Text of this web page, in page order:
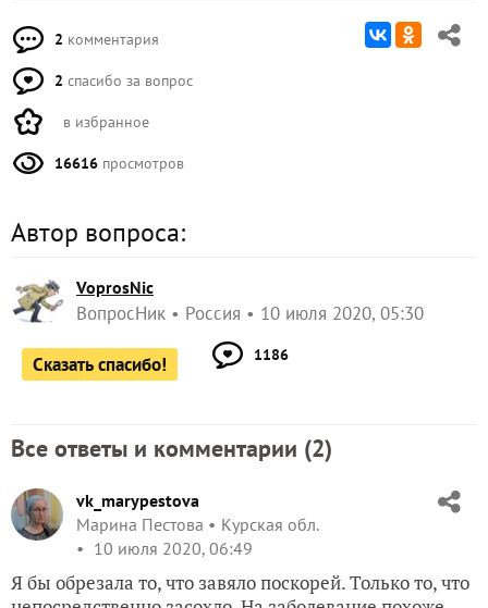
2 комментария
2 спасибо за вопрос
в избранное
16616 просмотров
Автор вопроса:
VoprosNic
ВопросНик Россия 10 июля 2020, 05:30
Сказать спасибо! 1186
Все ответы и комментарии (2)
vk_marypestova
Марина Пестова
Курская обл.
10 июля 2020, 06:49
Я бы обрезала то, что завяло поскорей. Только то, что